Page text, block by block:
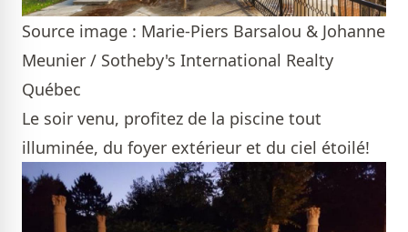
Source image : Marie-Piers Barsalou & Johanne
Meunier / Sotheby's International Realty
Québec
Le soir venu, profitez de la piscine tout
illuminée, du foyer extérieur et du ciel étoilé!